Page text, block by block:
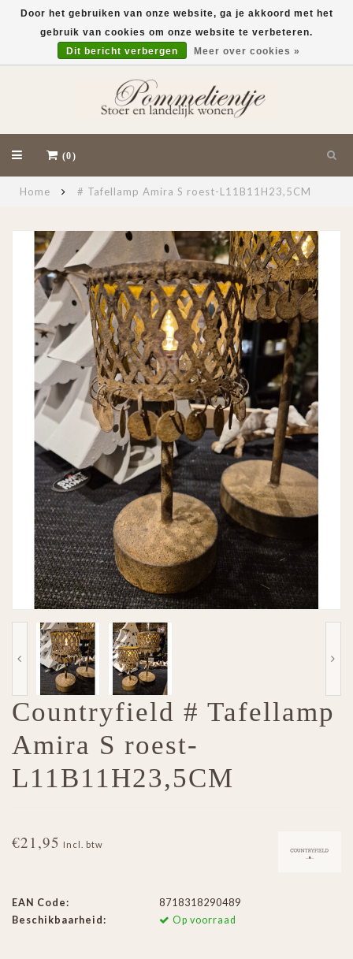
(0)
Home # Tafellamp Amira S roest-L11B11H23,5CM
Countryfield # Tafellamp
Amira S roest-
L11B11H23,5CM
€21,95 Incl. btw
EAN Code:
8718318290489
Beschikbaarheid:
Op voorraad
Door het gebruiken van onze website, ga je akkoord met het
gebruik van cookies om onze website te verbeteren.
Dit bericht verbergen
Meer over cookies »